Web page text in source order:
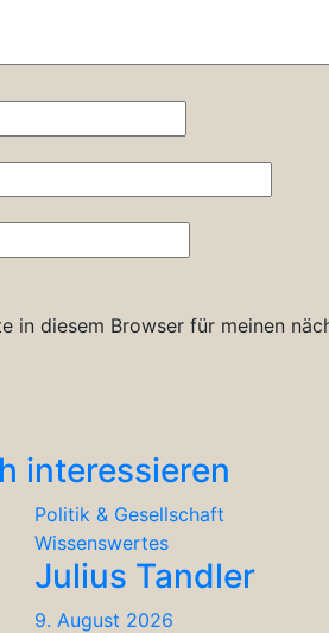
in diesem Browser für meinen
interessieren
Politik & Gesellschaft
Wissenswertes
Julius Tandler
9. August 2026